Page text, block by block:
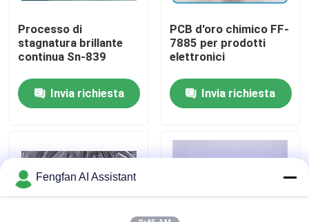
Controllo di qualità
Contattaci
Chiedi un preventivo
Prodotti chimici per la zincatura
Processo di
stagnatura brillante
continua Sn-839
Invia richiesta
PCB d'oro chimico FF-
7885 per prodotti
elettronici
Invia richiesta
Fengfan AI Assistant